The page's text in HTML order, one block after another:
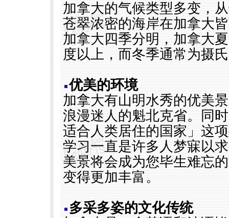
加拿大的气候类型多变，
苍翠浓密的海岸在加拿大
加拿大四季分明，加拿大
度以上，而冬季通常为摄
优美的环境
加拿大有山明水秀的优美
浪漫迷人的魁北克省。同
适合人类居住的国家」这
学习一直是许多人梦寐以
美景将会成为您毕生难忘
变得更加丰富。
多采多姿的文化传统